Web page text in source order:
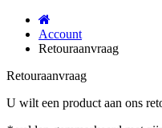
Account
Retouraanvraag
Retouraanvraag
U wilt een product aan ons